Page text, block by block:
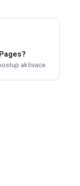
aktivace.